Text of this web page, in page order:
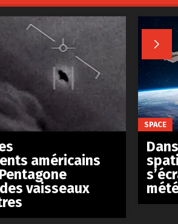

américains
vaisseaux
SPACE